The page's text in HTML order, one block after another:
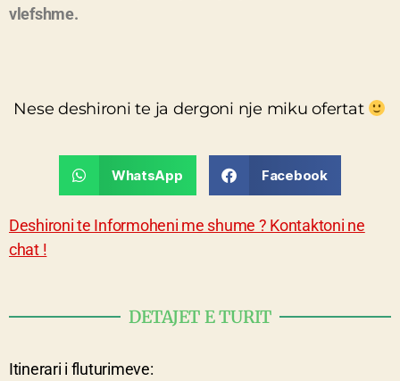
vlefshme.
Nese deshironi te ja dergoni nje miku ofertat
WhatsApp Facebook
Deshironi te Informoheni me shume ? Kontaktoni ne
chat !
DETAJET E TURIT
Itinerari i fluturimeve: